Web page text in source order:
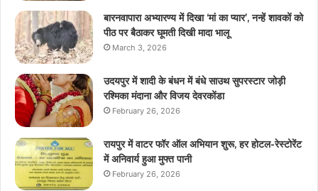
बारनवापारा अभ्यारण्य में दिखा ‘मां का प्यार’, नन्हें शावकों को
पीठ पर बैठाकर घूमती दिखी मादा भालू
March 3, 2026
उदयपुर में शादी के बंधन में बंधे साउथ सुपरस्टार जोड़ी
रश्मिका मंदाना और विजय देवरकोंडा
February 26, 2026
रायपुर में वाटर फॉर ऑल अभियान शुरू, हर होटल-रेस्टोरेंट
में अनिवार्य हुआ मुफ्त पानी
February 26, 2026